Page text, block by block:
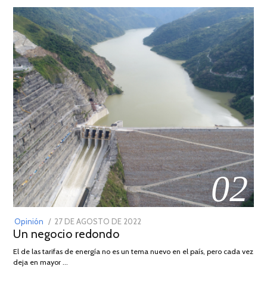
02
Opinión
POSTED
ON
27 DE AGOSTO DE 2022
DE
Un negocio redondo
El de las tarifas de energía no es un tema nuevo en el país, pero cada vez
deja en mayor …